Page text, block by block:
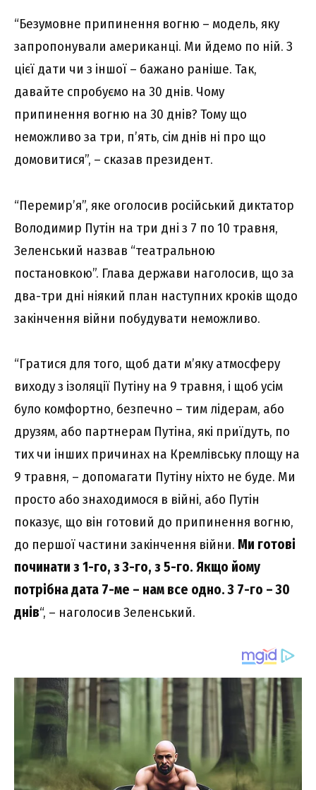
“Безумовне припинення вогню – модель, яку
запропонували американці. Ми йдемо по ній. З
цієї дати чи з іншої – бажано раніше. Так,
давайте спробуємо на 30 днів. Чому
припинення вогню на 30 днів? Тому що
неможливо за три, п’ять, сім днів ні про що
домовитися”, – сказав президент.
“Перемир’я”, яке оголосив російський диктатор
Володимир Путін на три дні з 7 по 10 травня,
Зеленський назвав “театральною
постановкою”. Глава держави наголосив, що за
два-три дні ніякий план наступних кроків щодо
закінчення війни побудувати неможливо.
“Гратися для того, щоб дати м’яку атмосферу
виходу з ізоляції Путіну на 9 травня, і щоб усім
було комфортно, безпечно – тим лідерам, або
друзям, або партнерам Путіна, які приїдуть, по
тих чи інших причинах на Кремлівську площу на
9 травня, – допомагати Путіну ніхто не буде. Ми
просто або знаходимося в війні, або Путін
показує, що він готовий до припинення вогню,
до першої частини закінчення війни. Ми готові
починати з 1-го, з 3-го, з 5-го. Якщо йому
потрібна дата 7-ме – нам все одно. З 7-го – 30
днів“, – наголосив Зеленський.